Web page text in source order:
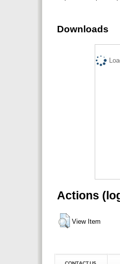
Downloads
Actions
View Item